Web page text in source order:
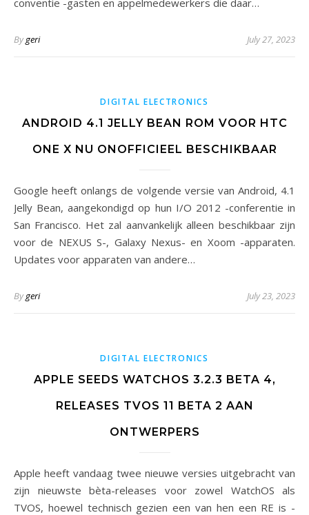
conventie -gasten en appelmedewerkers die daar…
Bygeri July 27, 2023
DIGITAL ELECTRONICS
ANDROID 4.1 JELLY BEAN ROM VOOR HTC
ONE X NU ONOFFICIEEL BESCHIKBAAR
Google heeft onlangs de volgende versie van Android, 4.1
Jelly Bean, aangekondigd op hun I/O 2012 -conferentie in
San Francisco. Het zal aanvankelijk alleen beschikbaar zijn
voor de NEXUS S-, Galaxy Nexus- en Xoom -apparaten.
Updates voor apparaten van andere…
Bygeri July 23, 2023
DIGITAL ELECTRONICS
APPLE SEEDS WATCHOS 3.2.3 BETA 4,
RELEASES TVOS 11 BETA 2 AAN
ONTWERPERS
Apple heeft vandaag twee nieuwe versies uitgebracht van
zijn nieuwste bèta-releases voor zowel WatchOS als
TVOS, hoewel technisch gezien een van hen een RE is -